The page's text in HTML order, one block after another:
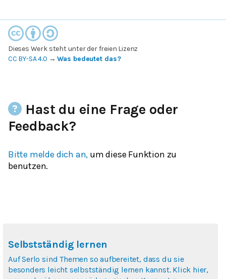
Dieses Werk steht unter der freien Lizenz
CC BY-SA 4.0 →Was bedeutet das?
Hast du eine Frage oder
Feedback?
Bitte melde dich an, um diese Funktion zu
benutzen.
Selbstständig lernen
Auf Serlo sind Themen so aufbereitet, dass du sie
besonders leicht selbstständig lernen kannst. Klick hier,